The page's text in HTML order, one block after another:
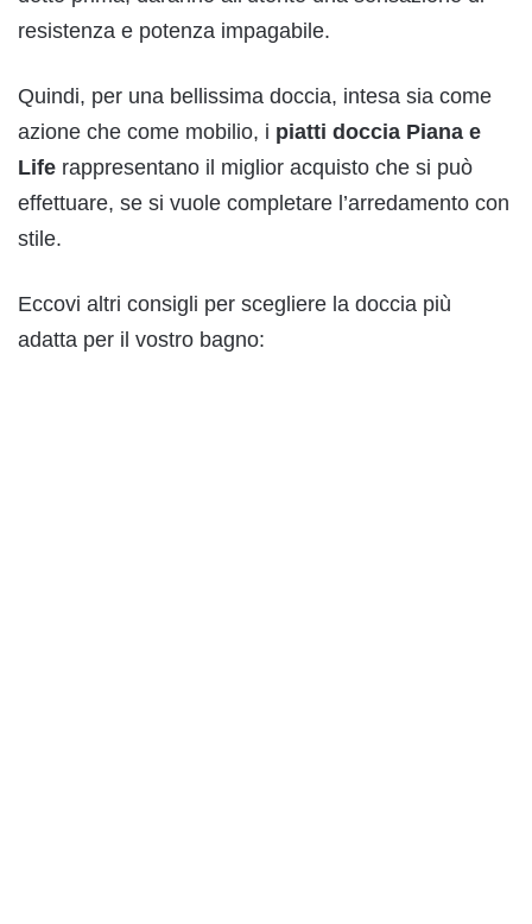
resistenza e potenza impagabile.
Quindi, per una bellissima doccia, intesa sia come
azione che come mobilio, i piatti doccia Piana e
Life rappresentano il miglior acquisto che si può
effettuare, se si vuole completare l’arredamento con
stile.
Eccovi altri consigli per scegliere la doccia più
adatta per il vostro bagno: